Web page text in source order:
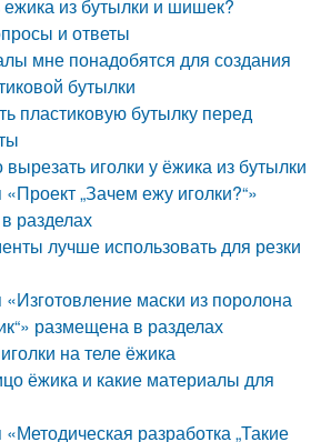
ежика из бутылки и шишек?
и ответы
мне понадобятся для создания
бутылки
пластиковую бутылку перед
иголки у ёжика из бутылки
„Зачем ежу иголки?“»
разделах
лучше использовать для резки
маски из поролона
размещена в разделах
на теле ёжика
ёжика и какие материалы для
разработка „Такие